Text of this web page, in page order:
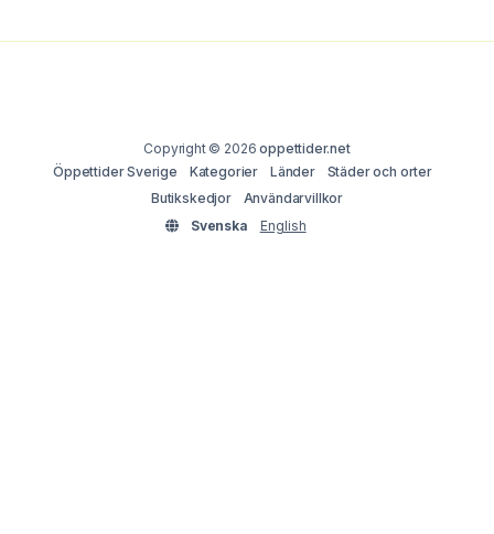
Copyright © 2026oppettider.net
Öppettider Sverige
Kategorier Länder
Städer och orter
Butikskedjor
Användarvillkor
Svenska
English